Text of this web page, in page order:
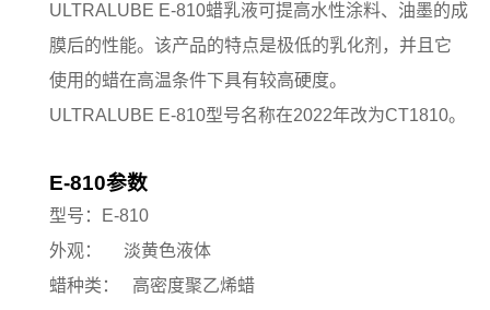
ULTRALUBE E-810蜡乳液可提高水性涂料、油墨的成
膜后的性能。该产品的特点是极低的乳化剂，并且它
使用的蜡在高温条件下具有较高硬度。
ULTRALUBE E-810型号名称在2022年改为CT1810。
E-810参数
型号：E-810
外观： 淡黄色液体
蜡种类： 高密度聚乙烯蜡